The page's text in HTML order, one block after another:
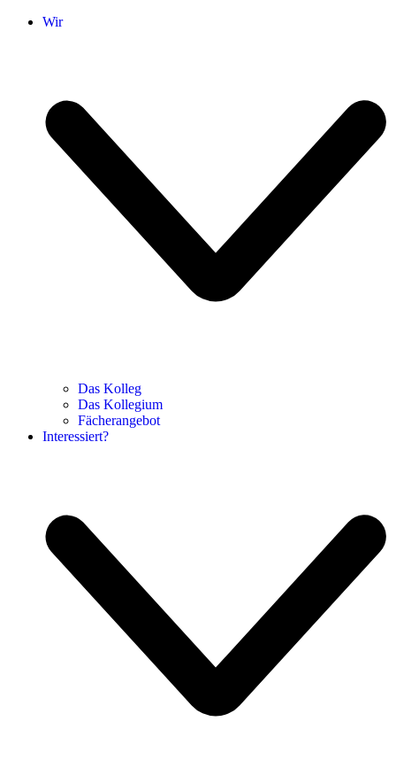
Wir
Das Kolleg
Das Kollegium
Fächerangebot
Interessiert?